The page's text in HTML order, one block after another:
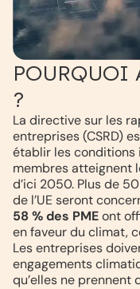
POURQUOI
?
La directive sur les
entreprises (CSRD)
établir les conditions
membres atteignent
d’ici 2050. Plus de
de l’UE seront
58 % des PMEont
en faveur du climat,
Les entreprises
engagements
qu’elles ne prennent